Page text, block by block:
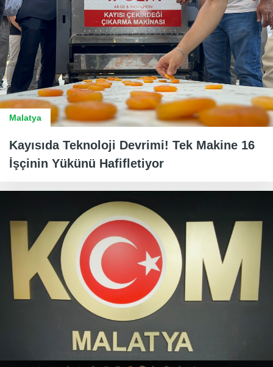
Malatya
Kayısıda Teknoloji Devrimi! Tek Makine 16
İşçinin Yükünü Hafifletiyor